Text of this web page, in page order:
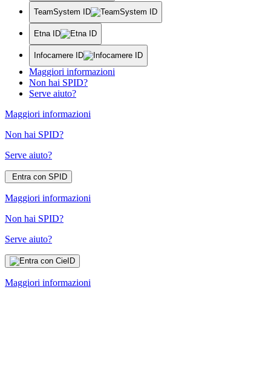
TeamSystem ID
Etna ID
Infocamere ID
Maggiori informazioni
Non hai SPID?
Serve aiuto?
Maggiori informazioni
Non hai SPID?
Serve aiuto?
Entra con SPID
Maggiori informazioni
Non hai SPID?
Serve aiuto?
Maggiori informazioni